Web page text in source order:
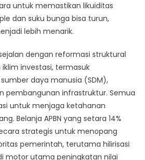
untuk memastikan likuiditas
dan suku bunga bisa turun,
lebih menarik.
dengan reformasi struktural
investasi, termasuk
daya manusia (SDM),
pembangunan infrastruktur. Semua
untuk menjaga ketahanan
Belanja APBN yang setara 14%
strategis untuk menopang
pemerintah, terutama hilirisasi
motor utama peningkatan nilai